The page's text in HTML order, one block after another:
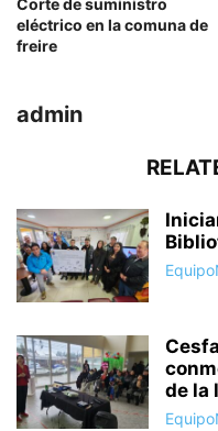
eléctrico en la comuna de
freire
admin
de la